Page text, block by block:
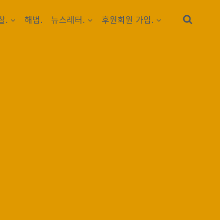
. 해법. 뉴스레터. 후원회원 가입.